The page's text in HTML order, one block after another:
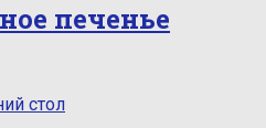
печенье